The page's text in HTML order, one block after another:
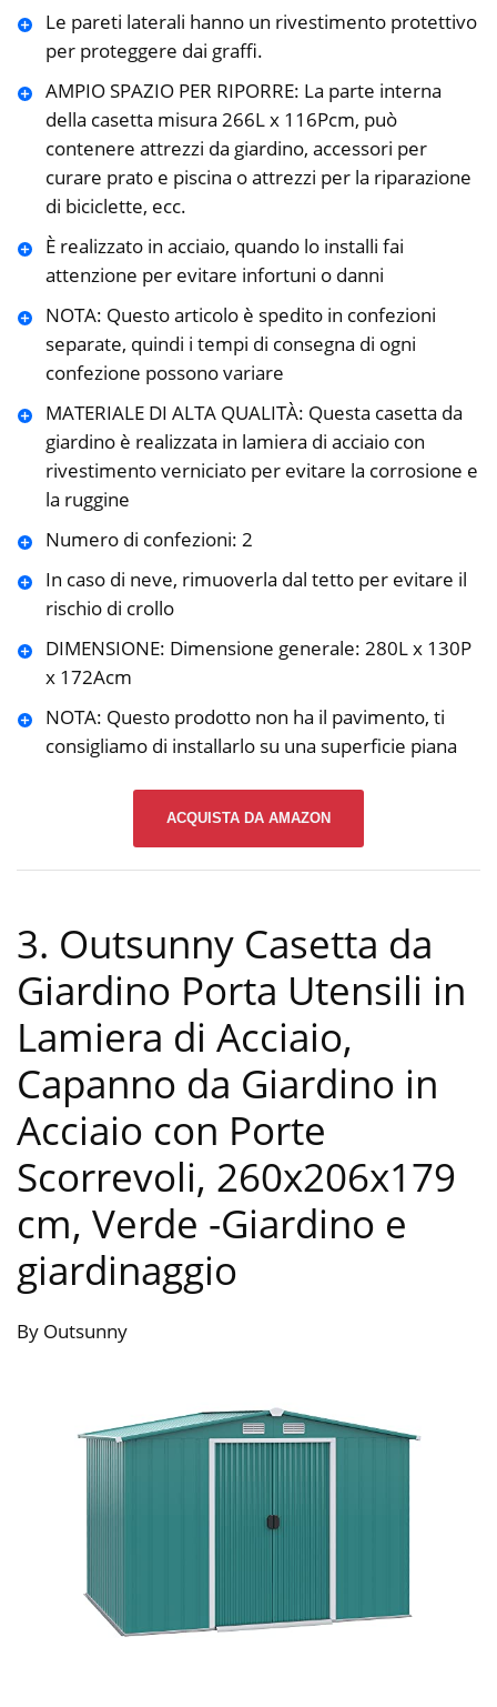
Le pareti laterali hanno un rivestimento protettivo
per proteggere dai graffi.
AMPIO SPAZIO PER RIPORRE: La parte interna
della casetta misura 266L x 116Pcm, può
contenere attrezzi da giardino, accessori per
curare prato e piscina o attrezzi per la riparazione
di biciclette, ecc.
È realizzato in acciaio, quando lo installi fai
attenzione per evitare infortuni o danni
NOTA: Questo articolo è spedito in confezioni
separate, quindi i tempi di consegna di ogni
confezione possono variare
MATERIALE DI ALTA QUALITÀ: Questa casetta da
giardino è realizzata in lamiera di acciaio con
rivestimento verniciato per evitare la corrosione e
la ruggine
Numero di confezioni: 2
In caso di neve, rimuoverla dal tetto per evitare il
rischio di crollo
DIMENSIONE: Dimensione generale: 280L x 130P
x 172Acm
NOTA: Questo prodotto non ha il pavimento, ti
consigliamo di installarlo su una superficie piana
ACQUISTA DA AMAZON
3. Outsunny Casetta da
Giardino Porta Utensili in
Lamiera di Acciaio,
Capanno da Giardino in
Acciaio con Porte
Scorrevoli, 260x206x179
cm, Verde -Giardino e
giardinaggio
By Outsunny